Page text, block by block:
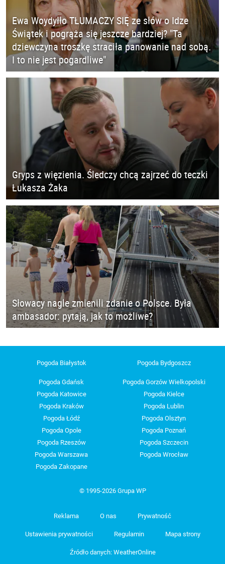
Ewa Woydyłło TŁUMACZY SIĘ ze słów o Idze
Świątek i pogrąża się jeszcze bardziej? "Ta
dziewczyna troszkę straciła panowanie nad sobą.
I to nie jest pogardliwe"
Gryps z więzienia. Śledczy chcą zajrzeć do teczki
Łukasza Żaka
Słowacy nagle zmienili zdanie o Polsce. Była
ambasador: pytają, jak to możliwe?
Pogoda Białystok Pogoda Bydgoszcz
Pogoda Gdańsk
Pogoda Gorzów Wielkopolski
Pogoda Katowice
Pogoda Kielce
Pogoda Kraków
Pogoda Lublin
Pogoda Łódź
Pogoda Olsztyn
Pogoda Opole
Pogoda Poznań
Pogoda Rzeszów
Pogoda Szczecin
Pogoda Warszawa
Pogoda Wrocław
Pogoda Zakopane
© 1995-2026 Grupa WP
Reklama O nas Prywatność
Ustawienia prywatności Regulamin Mapa strony
Źródło danych: WeatherOnline